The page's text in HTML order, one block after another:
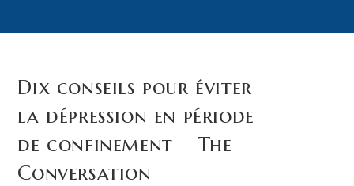
Dix conseils pour éviter
la dépression en période
de confinement – The
Conversation